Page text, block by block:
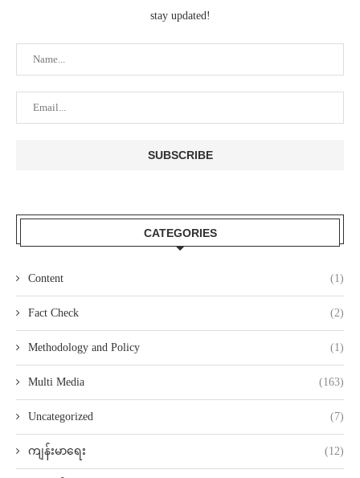
stay updated!
CATEGORIES
Content (1)
Fact Check (2)
Methodology and Policy (1)
Multi Media (163)
Uncategorized (7)
ကျန်းမာရေး (12)